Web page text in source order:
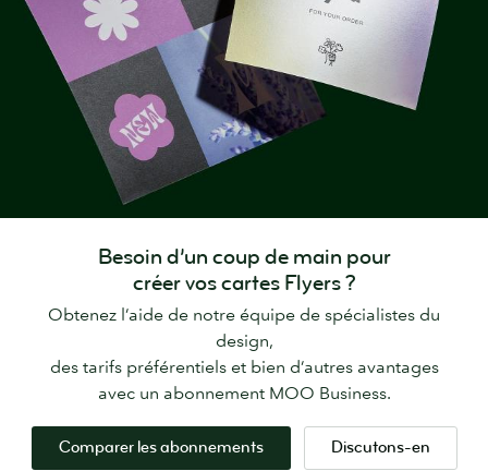
Besoin d’un coup de main pour
créer vos cartes Flyers ?
Obtenez l’aide de notre équipe de spécialistes du
design,
des tarifs préférentiels et bien d’autres avantages
avec un abonnement MOO Business.
Comparer les abonnements Discutons-en